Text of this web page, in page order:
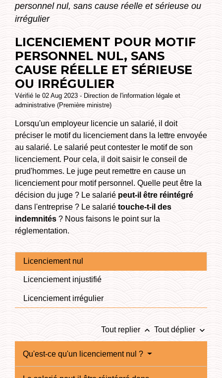
personnel nul, sans cause réelle et sérieuse ou
irrégulier
LICENCIEMENT POUR MOTIF
PERSONNEL NUL, SANS
CAUSE RÉELLE ET SÉRIEUSE
OU IRRÉGULIER
Vérifié le 02 Aug 2023 - Direction de l'information légale et
administrative (Première ministre)
Lorsqu'un employeur licencie un salarié, il doit
préciser le motif du licenciement dans la lettre envoyée
au salarié. Le salarié peut contester le motif de son
licenciement. Pour cela, il doit saisir le conseil de
prud'hommes. Le juge peut remettre en cause un
licenciement pour motif personnel. Quelle peut être la
décision du juge ? Le salarié peut-il être réintégré
dans l'entreprise ? Le salarié touche-t-il des
indemnités ? Nous faisons le point sur la
réglementation.
Licenciement nul
Licenciement injustifié
Licenciement irrégulier
Tout replier keyboard_arrow_up Tout déplier keyboard_arrow_down
Qu'est-ce qu'un licenciement nul ?